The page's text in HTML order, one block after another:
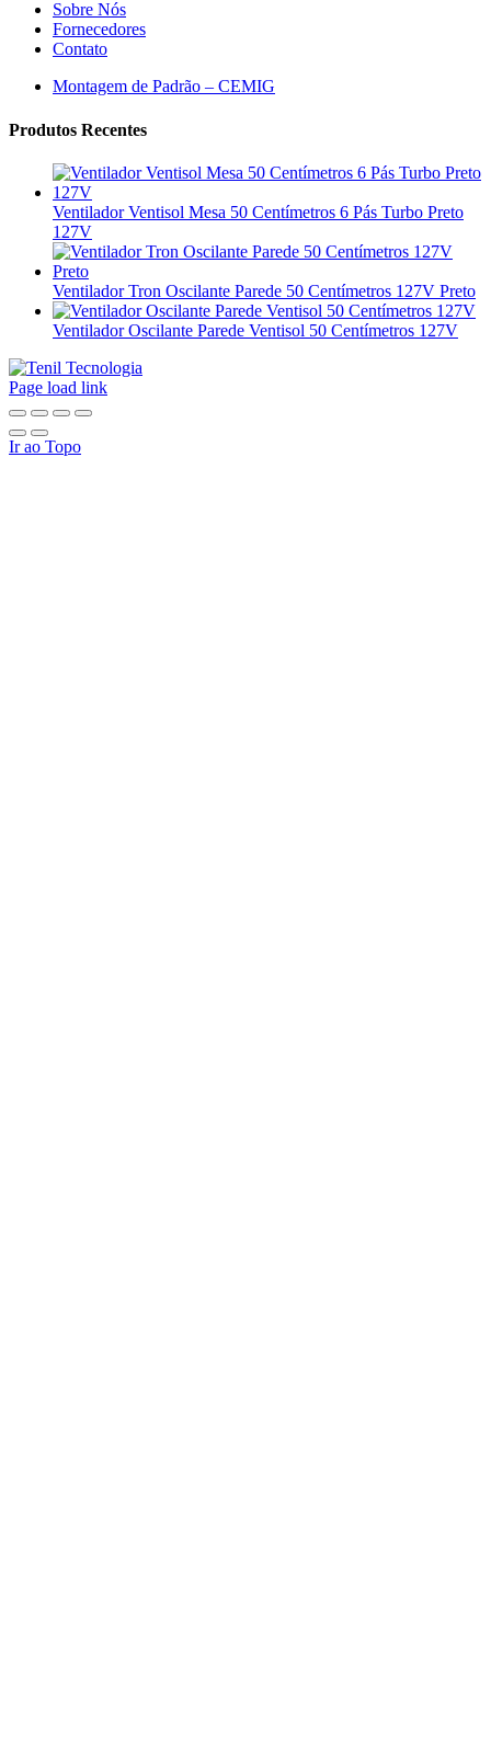
Sobre Nós
Fornecedores
Contato
Montagem de Padrão – CEMIG
Produtos Recentes
Ventilador Ventisol Mesa 50 Centímetros 6 Pás Turbo Preto
127V
Ventilador Tron Oscilante Parede 50 Centímetros 127V Preto
Ventilador Oscilante Parede Ventisol 50 Centímetros 127V
Page load link
Ir ao Topo